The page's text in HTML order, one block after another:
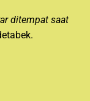
ditempat saat